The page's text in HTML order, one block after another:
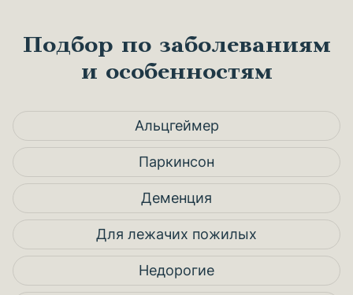
Подбор по заболеваниям
и особенностям
Альцгеймер
Паркинсон
Деменция
Для лежачих пожилых
Недорогие